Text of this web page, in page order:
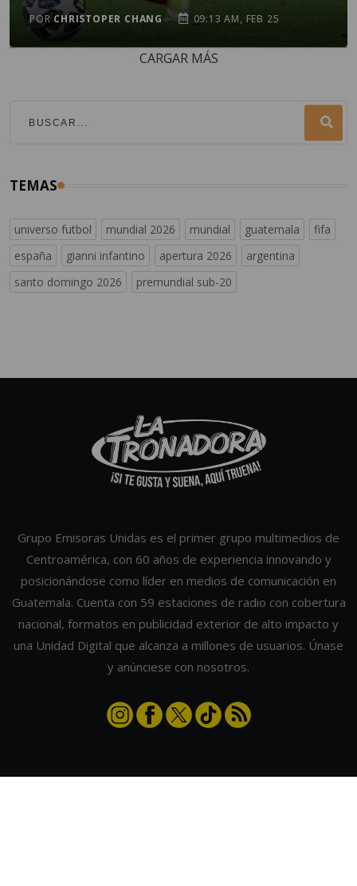
PORCHRISTOPER CHANG 09:13 AM, FEB 25
CARGAR MÁS
TEMAS
universo futbol mundial 2026 mundial guatemala
fifa
españa
gianni infantino apertura 2026
argentina
santo domingo 2026
premundial sub-20
Grupo Emisoras Unidas es el primer grupo multimedios de
Centroamérica, con 60 años de experiencia innovando y
posicionándose como líder en medios de comunicación en
Guatemala. Cuenta con 59 estaciones de radio con cobertura
nacional, formatos en publicidad exterior de alto impacto y
una Unidad Digital que alcanza a millones de usuarios. Únase
y anúnciese con nosotros.